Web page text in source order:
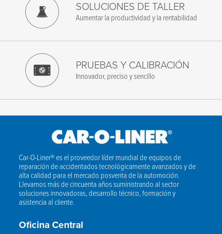
Mensaje
Acepto los términos de la normativa sobre privacidad
SOLUCIONES DE TALLER
Aumentar la productividad y la rentabilidad
PRUEBAS Y CALIBRACIÓN
Innovador, preciso y sencillo
Car-O-Liner® es el proveedor líder mundial de equipos de
reparación de accidentados tecnológicamente avanzados y de
alta calidad para el mercado posventa de la automoción.
Llevamos más de cincuenta años suministrando al sector
soluciones innovadoras, desarrollo técnico, formación y
asistencia al cliente.
Oficina Central